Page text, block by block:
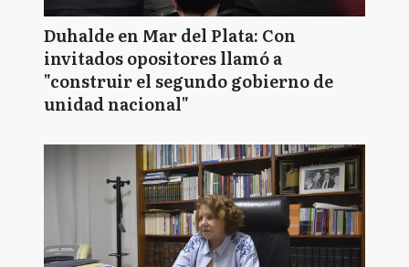
Duhalde en Mar del Plata: Con
invitados opositores llamó a
"construir el segundo gobierno de
unidad nacional"